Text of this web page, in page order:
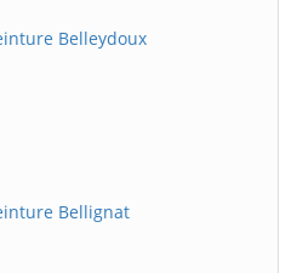
Belleydoux
Bellignat